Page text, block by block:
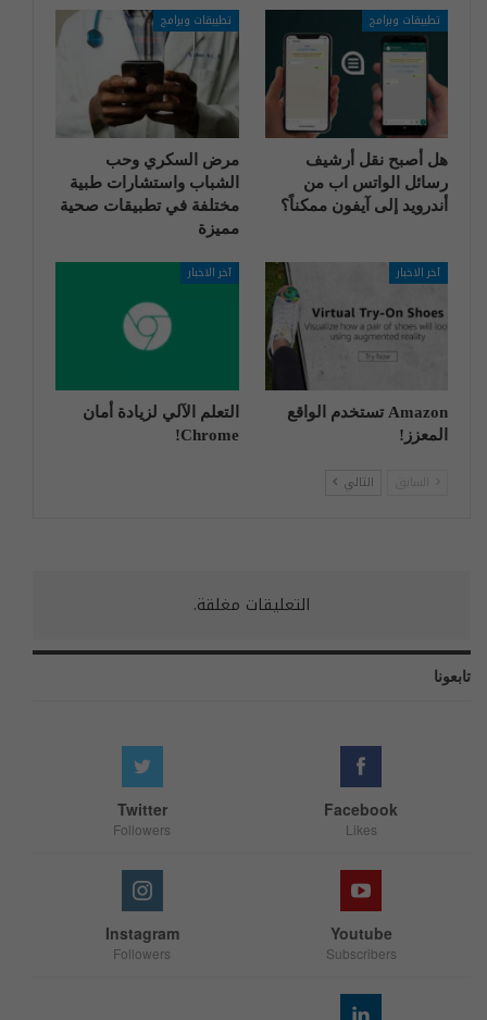
تطبيقات وبرامج
هل أصبح نقل أرشيف
رسائل الواتس اب من
أندرويد إلى آيفون ممكناً؟
تطبيقات وبرامج
مرض السكري وحب
الشباب واستشارات طبية
مختلفة في تطبيقات صحية
مميزة
آخر الاخبار
Amazon تستخدم الواقع
المعزز!
آخر الاخبار
التعلم الآلي لزيادة أمان
Chrome!
التالي
التعليقات مغلقة.
تابعونا
Facebook
Likes
Twitter
Followers
Youtube
Subscribers
Instagram
Followers